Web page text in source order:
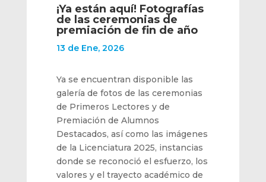
¡Ya están aquí! Fotografías
de las ceremonias de
premiación de fin de año
13 de Ene, 2026
Ya se encuentran disponible las
galería de fotos de las ceremonias
de Primeros Lectores y de
Premiación de Alumnos
Destacados, así como las imágenes
de la Licenciatura 2025, instancias
donde se reconoció el esfuerzo, los
valores y el trayecto académico de